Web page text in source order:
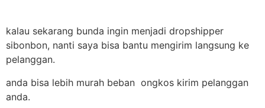
kalau sekarang bunda ingin menjadi dropshipper
sibonbon, nanti saya bisa bantu mengirim langsung ke
pelanggan.
anda bisa lebih murah beban ongkos kirim pelanggan
anda.